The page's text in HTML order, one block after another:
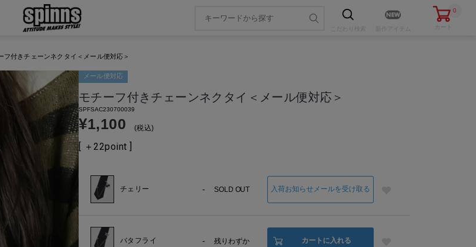
0
カート
フ付きチェーンネクタイ＜メール便対応＞
メール便対応
モチーフ付きチェーンネクタイ＜メール便対応＞
SPFSAC230700039
¥1,100 税込
[ ＋ 22point ]
チェリー - SOLD OUT 入荷お知らせメールを受け取る
バタフライ - 残りわずか カートに入れる